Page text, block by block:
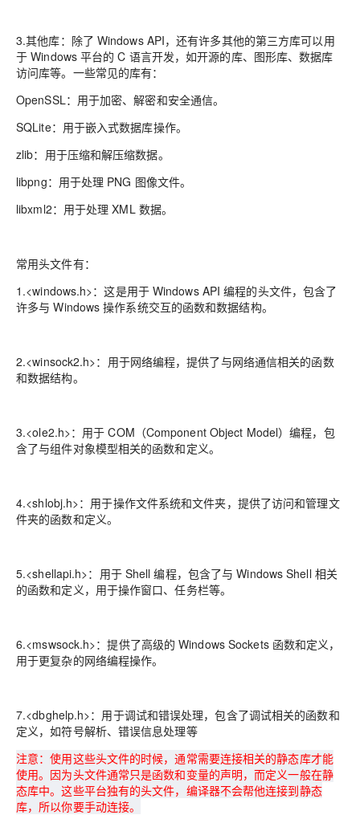
3.其他库：除了 Windows API，还有许多其他的第三方库可以用
于 Windows 平台的 C 语言开发，如开源的库、图形库、数据库
访问库等。一些常见的库有：
OpenSSL：用于加密、解密和安全通信。
SQLite：用于嵌入式数据库操作。
zlib：用于压缩和解压缩数据。
libpng：用于处理 PNG 图像文件。
libxml2：用于处理 XML 数据。
常用头文件有：
1.<windows.h>：这是用于 Windows API 编程的头文件，包含了
许多与 Windows 操作系统交互的函数和数据结构。
2.<winsock2.h>：用于网络编程，提供了与网络通信相关的函数
和数据结构。
3.<ole2.h>：用于 COM（Component Object Model）编程，包
含了与组件对象模型相关的函数和定义。
4.<shlobj.h>：用于操作文件系统和文件夹，提供了访问和管理文
件夹的函数和定义。
5.<shellapi.h>：用于 Shell 编程，包含了与 Windows Shell 相关
的函数和定义，用于操作窗口、任务栏等。
6.<mswsock.h>：提供了高级的 Windows Sockets 函数和定义，
用于更复杂的网络编程操作。
7.<dbghelp.h>：用于调试和错误处理，包含了调试相关的函数和
定义，如符号解析、错误信息处理等
注意：使用这些头文件的时候，通常需要连接相关的静态库才能
使用。因为头文件通常只是函数和变量的声明，而定义一般在静
态库中。这些平台独有的头文件，编译器不会帮他连接到静态
库，所以你要手动连接。